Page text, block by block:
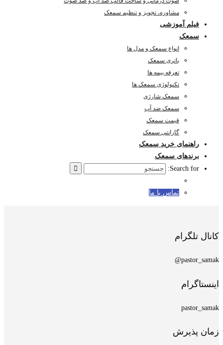
مشاوره، تجویز و تنظیم سمعک
فیلم آموزشی
سمعک
انواع سمعک و مدل ها
باتری سمعک
تعرفه بیمه ها
تکنولوژی سمعک ها
سمعک شارژی
سمعک ضد آب
قیمت سمعک
گارانتی سمعک
راهنمای خرید سمعک
برندهای سمعک
Search for:
تماس با ما
کانال تلگرام
pastor_samak@
اینستاگرام
pastor_samak
زمان پذیرش